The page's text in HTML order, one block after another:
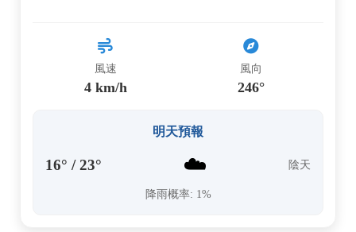
風速
4 km/h
風向
246°
明天預報
16° / 23° ☁️ 陰天
降雨概率: 1%